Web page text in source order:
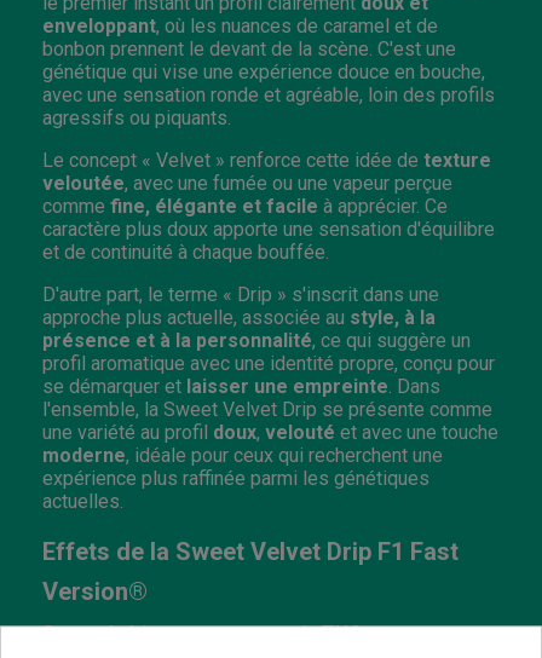
enveloppant, où les nuances de caramel et de
bonbon prennent le devant de la scène. C'est une
génétique qui vise une expérience douce en bouche,
avec une sensation ronde et agréable, loin des profils
agressifs ou piquants.
Le concept « Velvet » renforce cette idée de texture
veloutée, avec une fumée ou une vapeur perçue
comme fine, élégante et facile à apprécier. Ce
caractère plus doux apporte une sensation d'équilibre
et de continuité à chaque bouffée.
D'autre part, le terme « Drip » s'inscrit dans une
approche plus actuelle, associée au style, à la
présence et à la personnalité, ce qui suggère un
profil aromatique avec une identité propre, conçu pour
se démarquer et laisser une empreinte . Dans
l'ensemble, la Sweet Velvet Drip se présente comme
une variété au profil doux, velouté et avec une touche
moderne, idéale pour ceux qui recherchent une
expérience plus raffinée parmi les génétiques
actuelles.
Effets de la Sweet Velvet Drip F1 Fast
Version®
Cette génétique, avec un taux deTHCpouvant